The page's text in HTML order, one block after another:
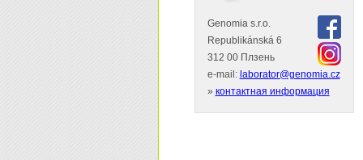
Genomia s.r.o.
Republikánská 6
312 00 Плзень
e-mail: laborator@genomia.cz
» контактная информация